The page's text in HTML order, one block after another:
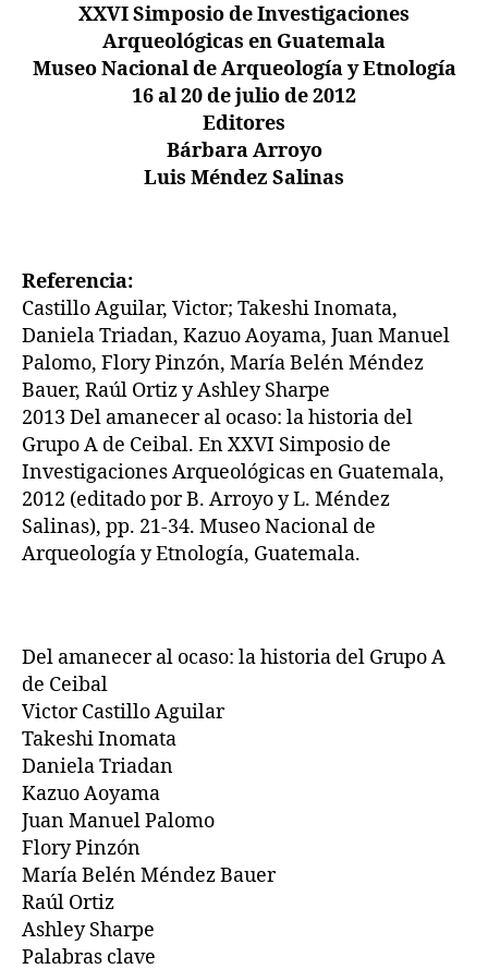
XXVI Simposio de Investigaciones
Arqueológicas en Guatemala
Museo Nacional de Arqueología y Etnología
16 al 20 de julio de 2012
Editores
Bárbara Arroyo
Luis Méndez Salinas
Referencia:
Castillo Aguilar, Victor; Takeshi Inomata,
Daniela Triadan, Kazuo Aoyama, Juan Manuel
Palomo, Flory Pinzón, María Belén Méndez
Bauer, Raúl Ortiz y Ashley Sharpe
2013 Del amanecer al ocaso: la historia del
Grupo A de Ceibal. En XXVI Simposio de
Investigaciones Arqueológicas en Guatemala,
2012 (editado por B. Arroyo y L. Méndez
Salinas), pp. 21-34. Museo Nacional de
Arqueología y Etnología, Guatemala.
Del amanecer al ocaso: la historia del Grupo A
de Ceibal
Victor Castillo Aguilar
Takeshi Inomata
Daniela Triadan
Kazuo Aoyama
Juan Manuel Palomo
Flory Pinzón
María Belén Méndez Bauer
Raúl Ortiz
Ashley Sharpe
Palabras clave